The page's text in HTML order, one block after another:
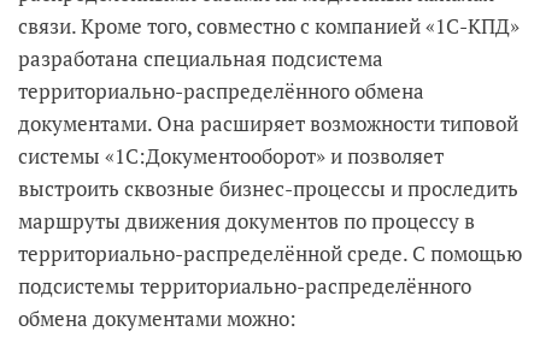
связи. Кроме того, совместно с компанией «1С-КПД»
разработана специальная подсистема
территориально-распределённого обмена
документами. Она расширяет возможности типовой
системы «1С:Документооборот» и позволяет
выстроить сквозные бизнес-процессы и проследить
маршруты движения документов по процессу в
территориально-распределённой среде. С помощью
подсистемы территориально-распределённого
обмена документами можно: